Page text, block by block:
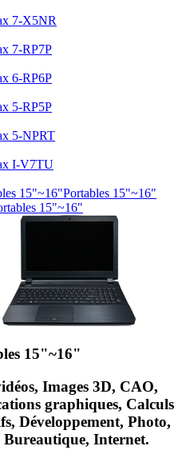
7-X5NR
7-RP7P
6-RP6P
5-RP5P
5-NPRT
I-V7TU
Portables 15"~16"
15"~16"
15"~16"
Images 3D, CAO,
graphiques, Calculs
Développement, Photo,
Bureautique, Internet.